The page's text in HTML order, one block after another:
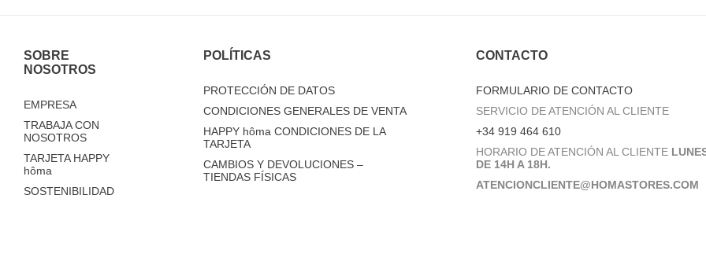
SOBRE
NOSOTROS
EMPRESA
TRABAJA CON
NOSOTROS
TARJETA HAPPY
hôma
SOSTENIBILIDAD
POLÍTICAS
PROTECCIÓN DE DATOS
CONDICIONES GENERALES DE VENTA
HAPPY hôma CONDICIONES DE LA
TARJETA
CAMBIOS Y DEVOLUCIONES –
TIENDAS FÍSICAS
CONTACTO
FORMULARIO DE CONTACTO
SERVICIO DE ATENCIÓN AL CLIENTE
+34 919 464 610
HORARIO DE ATENCIÓN AL CLIENTE
DE 14H A 18H.
ATENCIONCLIENTE@HOMASTORES.COM